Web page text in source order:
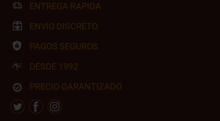
ENTREGA RAPIDA
ENVIO DISCRETO
PAGOS SEGUROS
DESDE 1992
PRECIO GARANTIZADO